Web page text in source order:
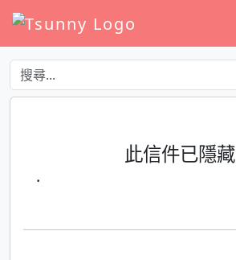
此信件已隱藏
·